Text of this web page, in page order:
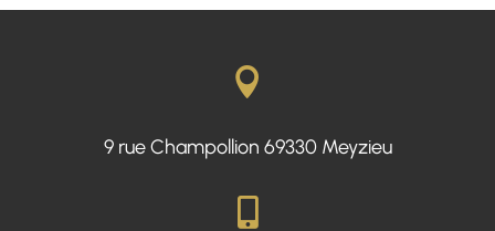

9 rue Champollion 69330 Meyzieu
